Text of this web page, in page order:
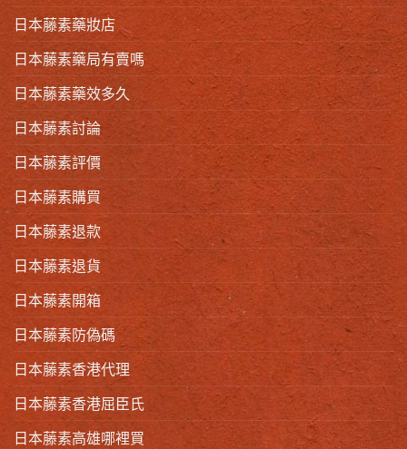
日本藤素藥妝店
日本藤素藥局有賣嗎
日本藤素藥效多久
日本藤素討論
日本藤素評價
日本藤素購買
日本藤素退款
日本藤素退貨
日本藤素開箱
日本藤素防偽碼
日本藤素香港代理
日本藤素香港屈臣氏
日本藤素高雄哪裡買